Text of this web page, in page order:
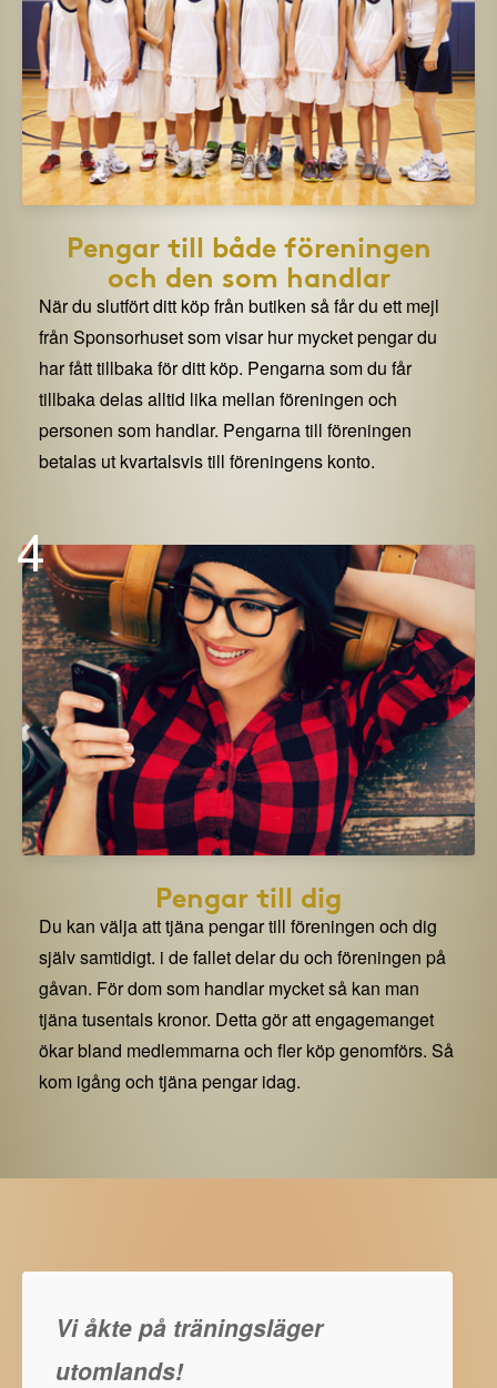
Pengar till både föreningen
och den som handlar
När du slutfört ditt köp från butiken så får du ett mejl
från Sponsorhuset som visar hur mycket pengar du
har fått tillbaka för ditt köp. Pengarna som du får
tillbaka delas alltid lika mellan föreningen och
personen som handlar. Pengarna till föreningen
betalas ut kvartalsvis till föreningens konto.
4
Pengar till dig
Du kan välja att tjäna pengar till föreningen och dig
själv samtidigt. i de fallet delar du och föreningen på
gåvan. För dom som handlar mycket så kan man
tjäna tusentals kronor. Detta gör att engagemanget
ökar bland medlemmarna och fler köp genomförs. Så
kom igång och tjäna pengar idag.
Vi åkte på träningsläger
utomlands!